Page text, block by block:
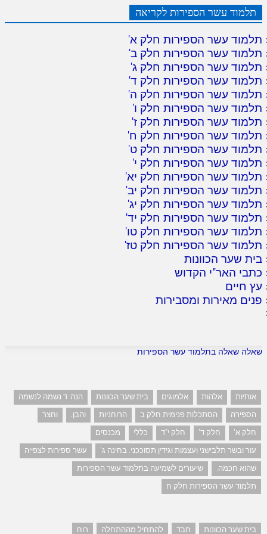
תלמוד עשר הספירות לקריאה
תלמוד עשר הספירות חלק א'
תלמוד עשר הספירות חלק ב'
תלמוד עשר הספירות חלק ג'
תלמוד עשר הספירות חלק ד'
תלמוד עשר הספירות חלק ה'
תלמוד עשר הספירות חלק ו'
תלמוד עשר הספירות חלק ז'
תלמוד עשר הספירות חלק ח'
תלמוד עשר הספירות חלק ט'
תלמוד עשר הספירות חלק י'
תלמוד עשר הספירות חלק יא'
תלמוד עשר הספירות חלק יב'
תלמוד עשר הספירות חלק יג'
תלמוד עשר הספירות חלק יד'
תלמוד עשר הספירות חלק טו'
תלמוד עשר הספירות חלק טז'
בית שער הכוונות
כתבי האר"י הקדוש
עץ חיים
פנים מאירות ומסבירות
שאלה שאלה בתלמוד עשר הספירות
אותיות אלהות אלמוגים בית שער הכוונות
הנה: ד נשמה לנשמה
הספירה
הסתכלות פנימית חלק ב הרוחניות והבן.
וחצר
חלק א'
חלק ד' חלק י"ד כללי
מכנסים
עור ובשר תלבישני ועצמות וגידין תסוככני. בחינה ג'
עשר ספירות לצפייה
שהוא חכמה.
שיעורים לשמיעה בתלמוד עשר הספירות
תלמוד עשר הספירות חלק ח
בית שער הכוונות חבד להתחיל מההתחלה רוח